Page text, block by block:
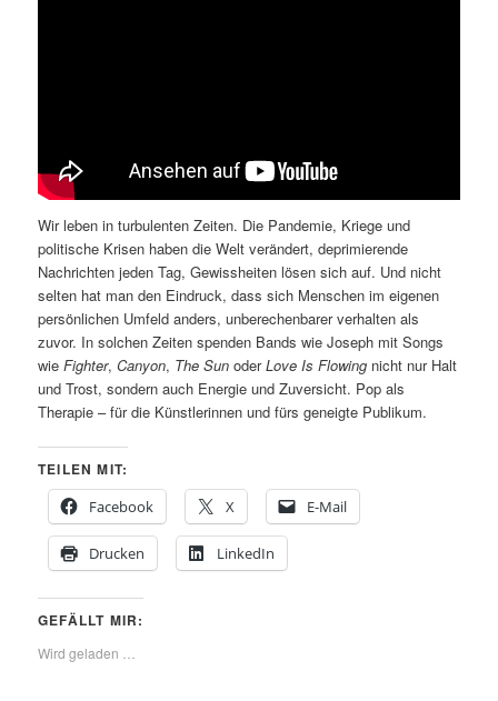
Wir leben in turbulenten Zeiten. Die Pandemie, Kriege und
politische Krisen haben die Welt verändert, deprimierende
Nachrichten jeden Tag, Gewissheiten lösen sich auf. Und nicht
selten hat man den Eindruck, dass sich Menschen im eigenen
persönlichen Umfeld anders, unberechenbarer verhalten als
zuvor. In solchen Zeiten spenden Bands wie Joseph mit Songs
wieFighter,Canyon, The Sun oderLove Is Flowing nicht nur Halt
und Trost, sondern auch Energie und Zuversicht. Pop als
Therapie – für die Künstlerinnen und fürs geneigte Publikum.
TEILEN MIT:
Facebook
X E-Mail
Drucken LinkedIn
GEFÄLLT MIR:
Wird geladen …